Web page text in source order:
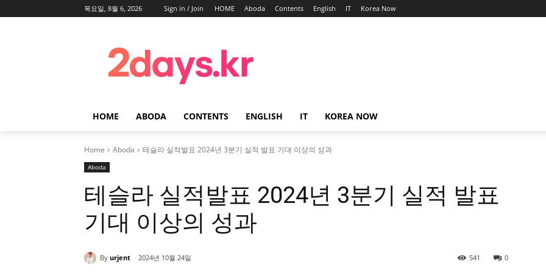
목요일, 8월 6, 2026 Sign in / Join HOME Aboda Contents English IT Korea Now
HOME ABODA CONTENTS ENGLISH IT KOREA NOW
Home Aboda 테슬라 실적발표 2024년 3분기 실적 발표 기대 이상의 성과
Aboda
테슬라 실적발표 2024년 3분기 실적 발표
기대 이상의 성과
By urjent 2024년 10월 24일 0
541